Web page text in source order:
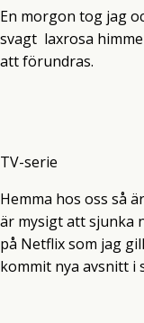
En morgon tog jag
svagt laxrosa
att förundras.
TV-serie
Hemma hos oss så
är mysigt att sjunka
på Netflix som jag
kommit nya avsnitt i